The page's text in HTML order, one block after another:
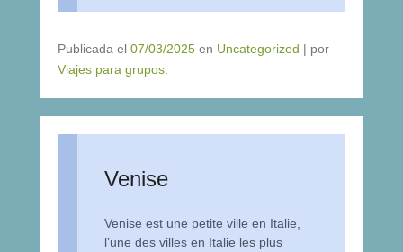
Publicada el 07/03/2025 en Uncategorized | por
Viajes para grupos
Venise
Venise est une petite ville en Italie,
l’une des villes en Italie les plus